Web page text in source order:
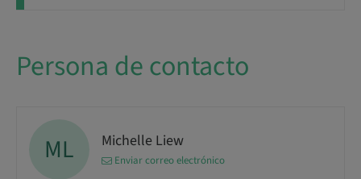
Persona de contacto
ML Michelle Liew
Enviar correo electrónico